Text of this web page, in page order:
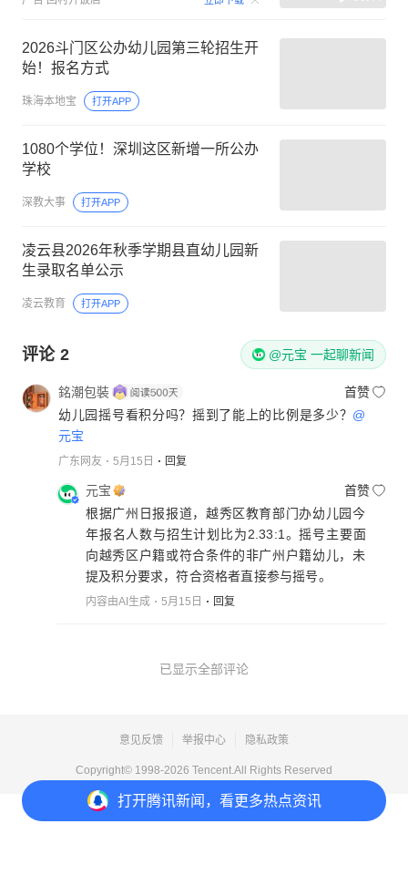
打开腾讯新闻，看更多热点资讯
2026斗门区公办幼儿园第三轮招生开
始！报名方式
珠海本地宝 打开APP
1080个学位！深圳这区新增一所公办
学校
深教大事 打开APP
凌云县2026年秋季学期县直幼儿园新
生录取名单公示
凌云教育 打开APP
评论 2 @元宝 一起聊新闻
銘潮包裝
首赞
幼儿园摇号看积分吗？摇到了能上的比例是多少？ @
元宝
广东网友 5月15日 回复
元宝
首赞
根据广州日报报道，越秀区教育部门办幼儿园今
年报名人数与招生计划比为2.33:1。摇号主要面
向越秀区户籍或符合条件的非广州户籍幼儿，未
提及积分要求，符合资格者直接参与摇号。
内容由AI生成 5月15日 回复
已显示全部评论
意见反馈 举报中心 隐私政策
Copyright© 1998-2026 Tencent.All Rights Reserved